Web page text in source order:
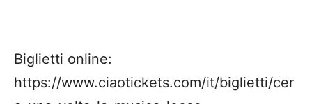
Biglietti online:
https://www.ciaotickets.com/it/biglietti/cer